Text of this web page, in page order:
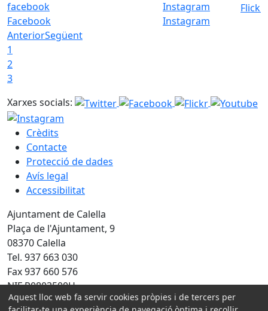
Facebook Instagram
Flickr
AnteriorSegüent
1
2
3
Xarxes socials:
Crèdits
Contacte
Protecció de dades
Avís legal
Accessibilitat
Ajuntament de Calella
Plaça de l'Ajuntament, 9
08370 Calella
Tel. 937 663 030
Fax 937 660 576
NIF P0803500H
Aquest lloc web fa servir cookies pròpies i de tercers per